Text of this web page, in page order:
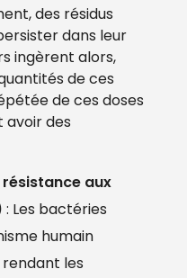
des résidus
dans leur
ingèrent alors,
de ces
de ces doses
des
aux
: Les bactéries
humain
les